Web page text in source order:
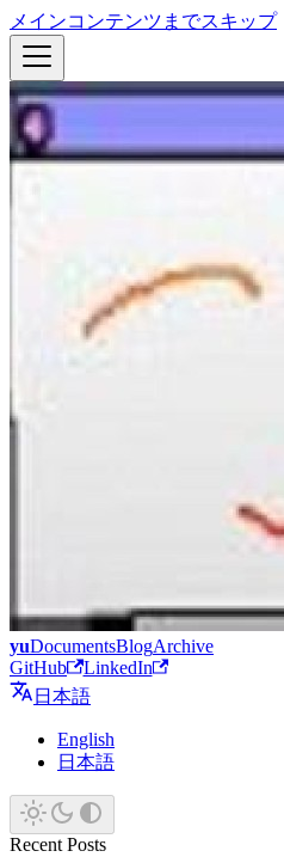
メインコンテンツまでスキップ
yuDocumentsBlogArchive
GitHub
LinkedIn
日本語
English
日本語
Recent Posts